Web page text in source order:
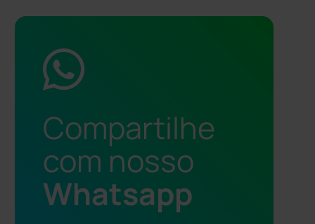
Compartilhe
com nosso
Whatsapp